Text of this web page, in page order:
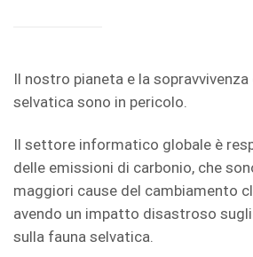
Il nostro pianeta e la
selvatica sono in pericolo.
Il settore informatico globale è
delle emissioni di carbonio, che
maggiori cause del cambiamento
avendo un impatto disastroso
sulla fauna selvatica.